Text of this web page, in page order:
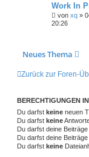
Work In
von xq »
20:26
Neues Thema
Zurück zur Foren-
BERECHTIGUNGEN
Du darfst keine neuen
Du darfst keine
Du darfst deine
Du darfst deine
Du darfst keine